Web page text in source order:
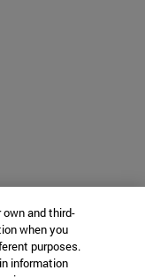
and third-
when you
purposes.
information